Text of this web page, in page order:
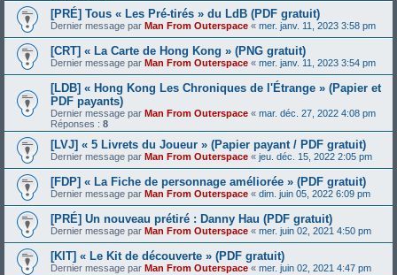
[PRÉ] Tous « Les Pré-tirés » du LdB (PDF gratuit)
Dernier message par Man From Outerspace « mer. janv. 11, 2023 3:58 pm
[CRT] « La Carte de Hong Kong » (PNG gratuit)
Dernier message par Man From Outerspace « mer. janv. 11, 2023 3:54 pm
[LDB] « Hong Kong Les Chroniques de l'Étrange » (Papier et
PDF payants)
Dernier message par Man From Outerspace « mar. déc. 27, 2022 4:08 pm
Réponses : 8
[LVJ] « 5 Livrets du Joueur » (Papier payant / PDF gratuit)
Dernier message par Man From Outerspace « jeu. déc. 15, 2022 2:05 pm
[FDP] « La Fiche de personnage améliorée » (PDF gratuit)
Dernier message par Man From Outerspace « dim. juin 05, 2022 6:09 pm
[PRÉ] Un nouveau prétiré : Danny Hau (PDF gratuit)
Dernier message par Man From Outerspace « mer. juin 02, 2021 4:50 pm
[KIT] « Le Kit de découverte » (PDF gratuit)
Dernier message par Man From Outerspace « mer. juin 02, 2021 4:47 pm